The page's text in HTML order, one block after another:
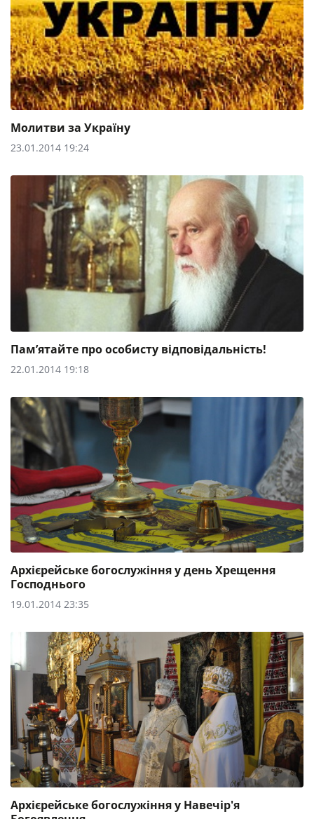
Молитви за Україну
23.01.2014 19:24
Пам’ятайте про особисту відповідальність!
22.01.2014 19:18
Архієрейське богослужіння у день Хрещення
Господнього
19.01.2014 23:35
Архієрейське богослужіння у Навечір'я